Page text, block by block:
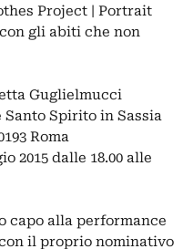
Project | Portrait
gli abiti che non
Guglielmucci
Santo Spirito in Sassia
Roma
2015 dalle 18.00 alle
capo alla performance
il proprio nominativo